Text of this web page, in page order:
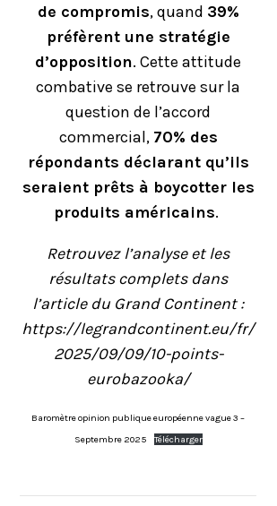
de compromis, quand 39%
préfèrent une stratégie
d’opposition. Cette attitude
combative se retrouve sur la
question de l’accord
commercial, 70% des
répondants déclarant qu’ils
seraient prêts à boycotter les
produits américains.
Retrouvez l’analyse et les
résultats complets dans
l’article du Grand Continent :
https://legrandcontinent.eu/fr/
2025/09/09/10-points-
eurobazooka/
Baromètre opinion publique européenne vague 3 –
Septembre 2025
Télécharger